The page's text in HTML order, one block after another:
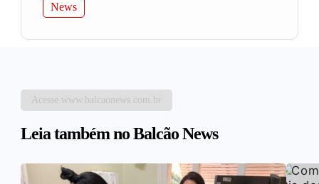
News
Acesse www.balcaonews.com.br
Leia também no Balcão News